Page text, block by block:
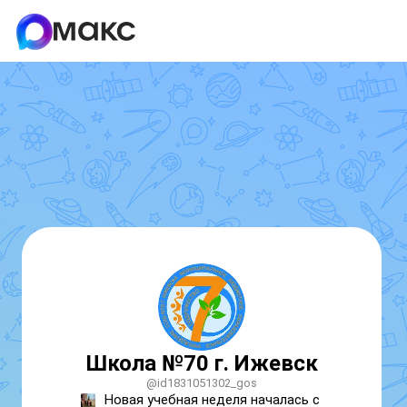
Школа №70 г. Ижевск
@id1831051302_gos
Новая учебная неделя началась с